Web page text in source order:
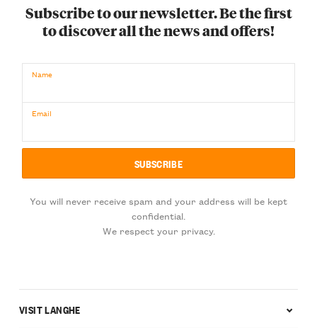
Subscribe to our newsletter. Be the first
to discover all the news and offers!
Name
Email
You will never receive spam and your address will be kept
confidential.
We respect your privacy.
VISIT LANGHE